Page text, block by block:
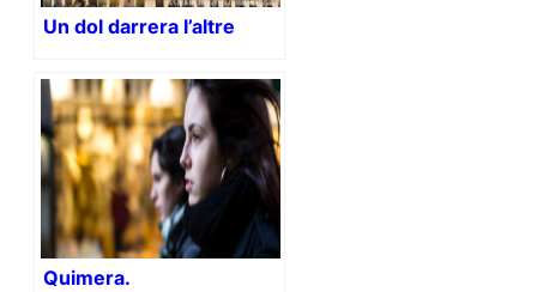
Un dol darrera l’altre
Quimera.